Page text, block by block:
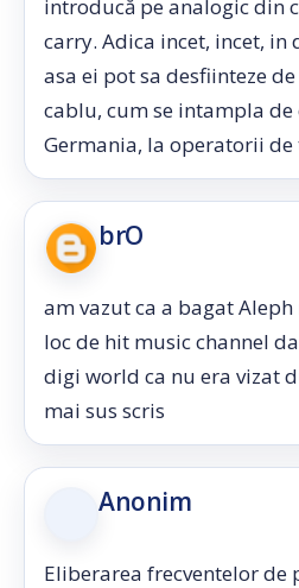
introducă pe analogic din
carry. Adica incet, incet,
asa ei pot sa desfiinteze
cablu, cum se intampla
Germania, la operatorii de
brO
am vazut ca a bagat
loc de hit music channel
digi world ca nu era vizat
mai sus scris
Anonim
Eliberarea frecventelor de